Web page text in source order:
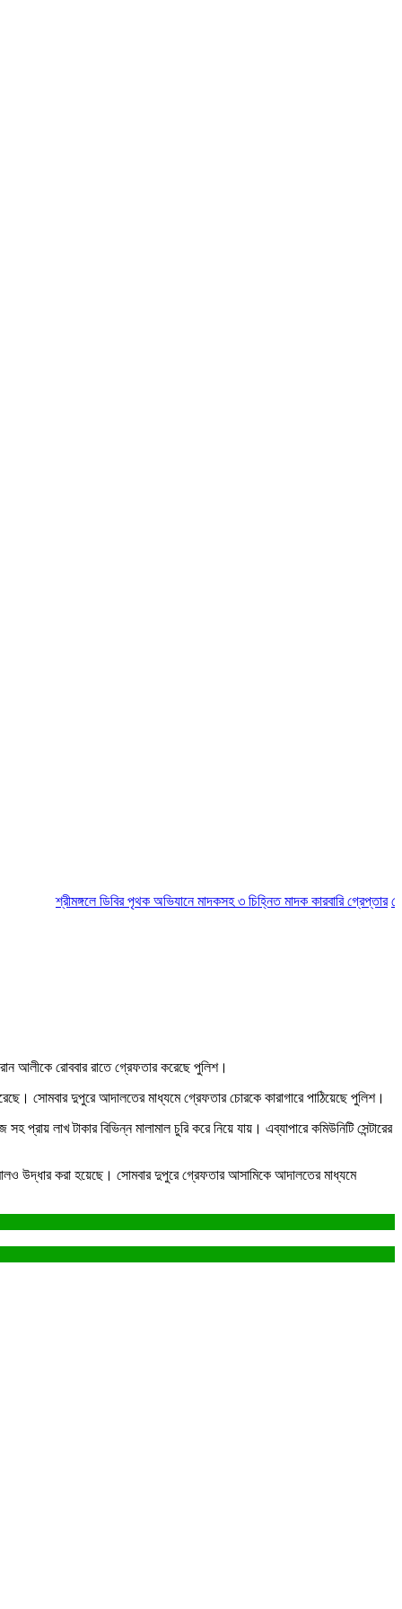
শ্রীমঙ্গলে ডিবির পৃথক অভিযানে মাদকসহ ৩ চিহ্নিত মাদক কারবারি গ্রেপ্তার
আলীকে রোববার রাতে গ্রেফতার করেছে পুলিশ।
সোমবার দুপুরে আদালতের মাধ্যমে গ্রেফতার চোরকে কারাগারে পাঠিয়েছে পুলিশ।
লাখ টাকার বিভিন্ন মালামাল চুরি করে নিয়ে যায়। এব্যাপারে কমিউনিটি সেন্টারের
উদ্ধার করা হয়েছে। সোমবার দুপুরে গ্রেফতার আসামিকে আদালতের মাধ্যমে